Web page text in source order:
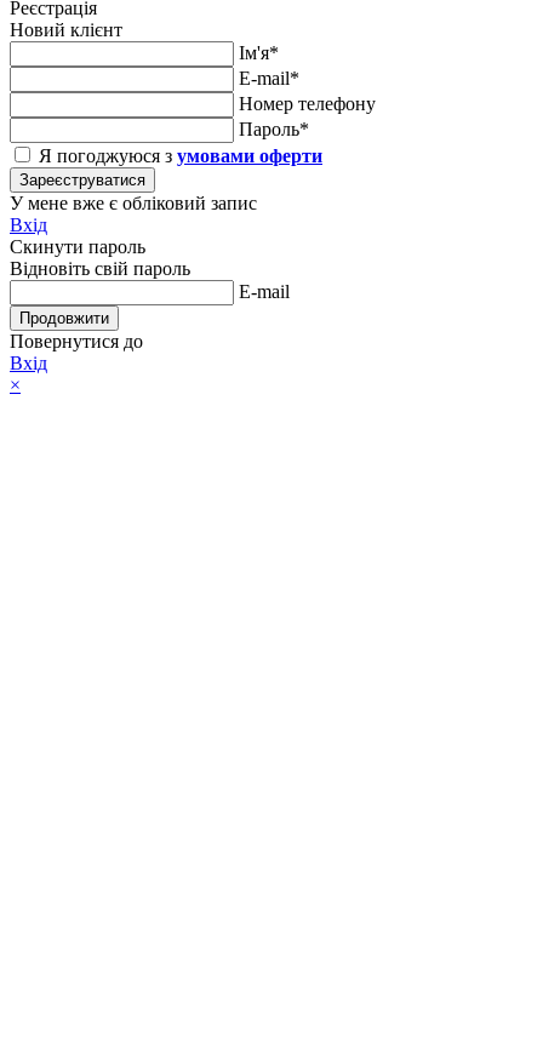
Реєстрація
Новий клієнт
Ім'я*
E-mail*
Номер телефону
Пароль*
Я погоджуюся з умовами оферти
Зареєструватися
У мене вже є обліковий запис
Вхід
Скинути пароль
Відновіть свій пароль
E-mail
Продовжити
Повернутися до
Вхід
×